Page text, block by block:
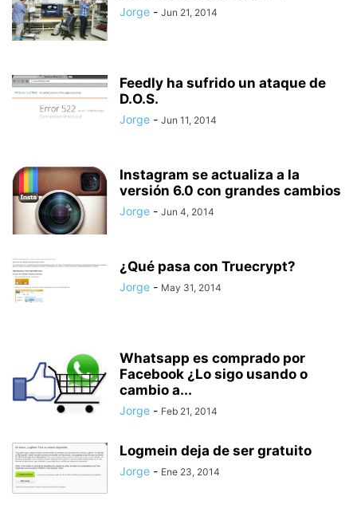
Jorge - Jun 21, 2014
Feedly ha sufrido un ataque de
D.O.S.
Jorge - Jun 11, 2014
Instagram se actualiza a la
versión 6.0 con grandes cambios
Jorge - Jun 4, 2014
¿Qué pasa con Truecrypt?
Jorge - May 31, 2014
Whatsapp es comprado por
Facebook ¿Lo sigo usando o
cambio a...
Jorge - Feb 21, 2014
Logmein deja de ser gratuito
Jorge - Ene 23, 2014